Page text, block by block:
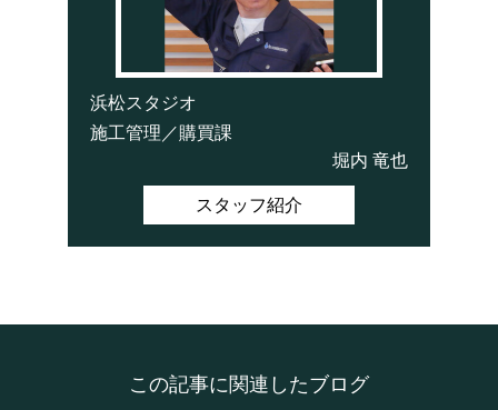
浜松スタジオ
施工管理／購買課
堀内 竜也
スタッフ紹介
この記事に関連したブログ